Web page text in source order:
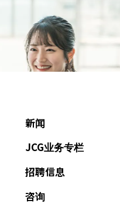
新闻
JCG业务专栏
招聘信息
咨询